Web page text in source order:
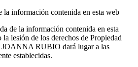
la información contenida en esta web
de la información contenida en esta
lesión de los derechos de Propiedad
JOANNA RUBIO dará lugar a las
establecidas.